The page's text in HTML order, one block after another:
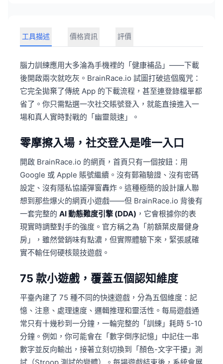
工具描述 價格資訊 評價
腦力訓練應用大多淪為手機裡的「健康補品」——下載
後開啟兩次就吃灰。BrainRace.io 試圖打破這個魔咒：
它完全拋棄了傳統 App 的下載流程，甚至連登錄檔單都
省了。你只需點選一次社交賬號登入，就能直接進入一
場和真人實時對戰的「幽靈競速」。
零摩擦入場，社交登入是唯一入口
開啟 BrainRace.io 的網頁，首頁只有一個按鈕：用
Google 或 Apple 賬號繼續。沒有郵箱驗證、沒有密碼
設定、沒有隱私協議彈窗轟炸。這種極簡的設計讓人聯
想到那些爆火的網頁小遊戲——但 BrainRace.io 背後有
一套完整的 AI 動態難度引擎 (DDA) ，它會根據你的表
現實時調整對手的強度。官方稱之為「前額葉皮層健身
房」，雖然營銷味有點濃，但實際體驗下來，緊張感確
實不輸任何硬核競技遊戲。
75 款小遊戲，覆蓋五個認知維度
平臺內建了 75 種不同的快速遊戲，分為五個維度：記
憶、注意、處理速度、邏輯推理和靈活性。每局遊戲通
常只有十幾秒到一分鐘，一輪完整的「訓練」耗時 5-10
分鐘。例如，你可能會在「數字倒序記憶」中記住一串
數字並反向輸出，接著立刻切換到「顏色-文字干擾」測